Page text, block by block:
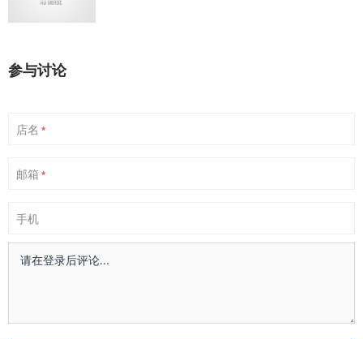
参与讨论
店名 *
邮箱 *
手机